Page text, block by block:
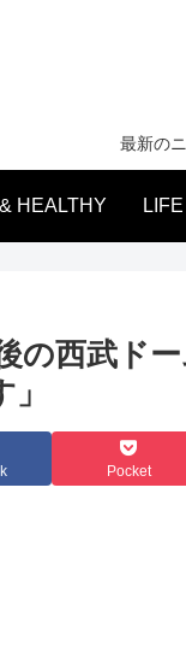
最新の
HEALTHY
の西武ド
Pocket